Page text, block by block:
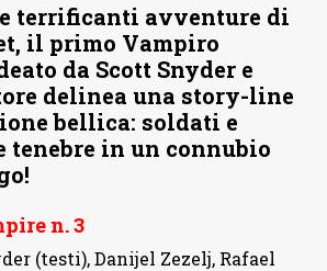
terrificanti avventure di
il primo Vampiro
da Scott Snyder e
delinea una story-line
bellica: soldati e
tenebre in un connubio
n. 3
(testi), Danijel Zezelj, Rafael